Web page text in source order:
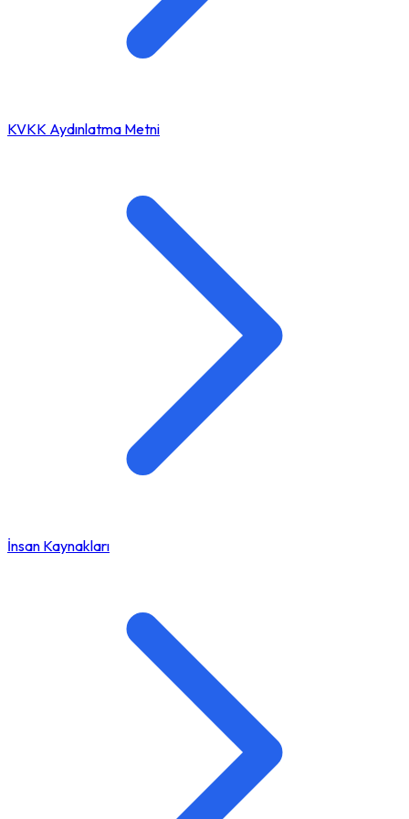
KVKK Aydınlatma Metni
İnsan Kaynakları